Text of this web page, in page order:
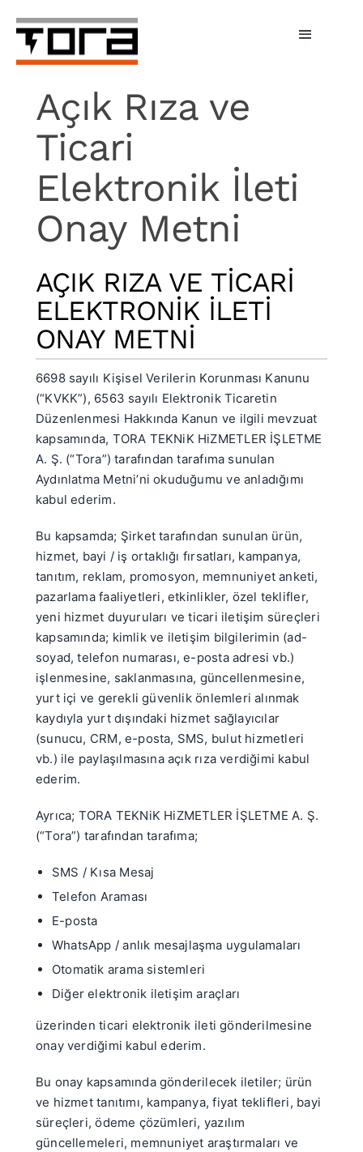
content
Toggle
Hizmetlerimiz
Şarj Üniteleri
Bireysel Şarj
İşletmeler
Fiyatlar
Haberler
Açık Rıza ve
Ticari
Elektronik İleti
Onay Metni
AÇIK RIZA VE TİCARİ
ELEKTRONİK İLETİ
ONAY METNİ
6698 sayılı Kişisel Verilerin Korunması Kanunu
(“KVKK”), 6563 sayılı Elektronik Ticaretin
Düzenlenmesi Hakkında Kanun ve ilgili mevzuat
kapsamında, TORA TEKNiK HiZMETLER İŞLETME
A. Ş. (“Tora”) tarafından tarafıma sunulan
Aydınlatma Metni’ni okuduğumu ve anladığımı
kabul ederim.
Bu kapsamda; Şirket tarafından sunulan ürün,
hizmet, bayi / iş ortaklığı fırsatları, kampanya,
tanıtım, reklam, promosyon, memnuniyet anketi,
pazarlama faaliyetleri, etkinlikler, özel teklifler,
yeni hizmet duyuruları ve ticari iletişim süreçleri
kapsamında; kimlik ve iletişim bilgilerimin (ad-
soyad, telefon numarası, e-posta adresi vb.)
işlenmesine, saklanmasına, güncellenmesine,
yurt içi ve gerekli güvenlik önlemleri alınmak
kaydıyla yurt dışındaki hizmet sağlayıcılar
(sunucu, CRM, e-posta, SMS, bulut hizmetleri
vb.) ile paylaşılmasına açık rıza verdiğimi kabul
ederim.
Ayrıca; TORA TEKNiK HiZMETLER İŞLETME A. Ş.
(“Tora”) tarafından tarafıma;
SMS / Kısa Mesaj
Telefon Araması
E-posta
WhatsApp / anlık mesajlaşma uygulamaları
Otomatik arama sistemleri
Diğer elektronik iletişim araçları
üzerinden ticari elektronik ileti gönderilmesine
onay verdiğimi kabul ederim.
Bu onay kapsamında gönderilecek iletiler; ürün
ve hizmet tanıtımı, kampanya, fiyat teklifleri, bayi
süreçleri, ödeme çözümleri, yazılım
güncellemeleri, memnuniyet araştırmaları ve